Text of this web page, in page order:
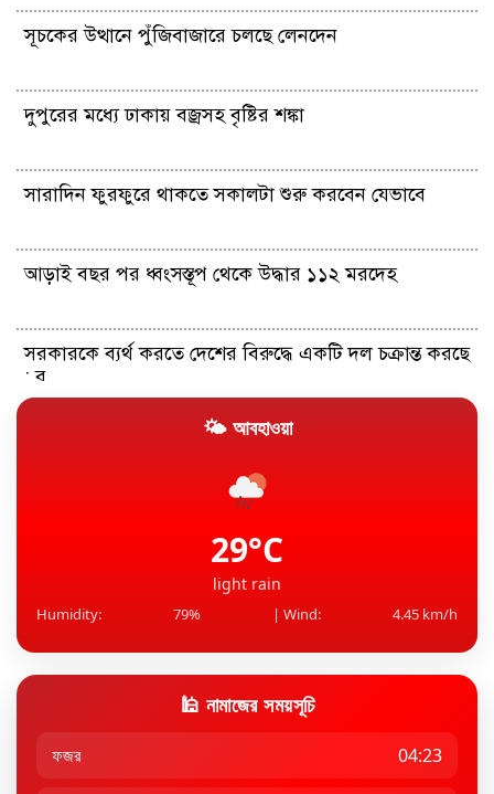
সূচকের উত্থানে পুঁজিবাজারে চলছে লেনদেন
দুপুরের মধ্যে ঢাকায় বজ্রসহ বৃষ্টির শঙ্কা
সারাদিন ফুরফুরে থাকতে সকালটা শুরু করবেন যেভাবে
আড়াই বছর পর ধ্বংসস্তূপ থেকে উদ্ধার ১১২ মরদেহ
সরকারকে ব্যর্থ করতে দেশের বিরুদ্ধে একটি দল চক্রান্ত করছে
: র...
আইআরজিসির সংশ্লিষ্ট ইরাকি এয়ারলাইন্সের নিষেধাজ্ঞা তুলে
মার্কিন ক্ষেপণাস্ত্রের মজুদ কমে যাওয়ার খবর ‍উড়িয়ে দিল
🌤 আবহাওয়া
29°C
light rain
Humidity: 79% | Wind: 4.45 km/h
🕌 নামাজের সময়সূচি
ফজর 04:23